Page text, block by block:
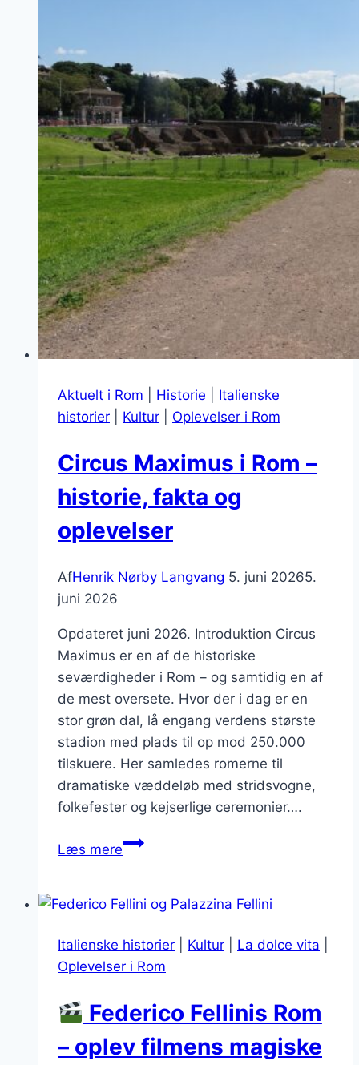
Aktuelt i Rom Historie
Italienske
historier
Kultur Oplevelser i Rom
Circus Maximus i Rom –
historie, fakta og
oplevelser
AfHenrik Nørby Langvang 5. juni 20265.
juni 2026
Opdateret juni 2026. Introduktion Circus
Maximus er en af de historiske
seværdigheder i Rom – og samtidig en af
de mest oversete. Hvor der i dag er en
stor grøn dal, lå engang verdens største
stadion med plads til op mod 250.000
tilskuere. Her samledes romerne til
dramatiske væddeløb med stridsvogne,
folkefester og kejserlige ceremonier….
Læs mereCircus
Rom
historie,
fakta
oplevelser
Italienske historier Kultur La dolce vita
Oplevelser i Rom
Federico Fellinis Rom
– oplev filmens magiske